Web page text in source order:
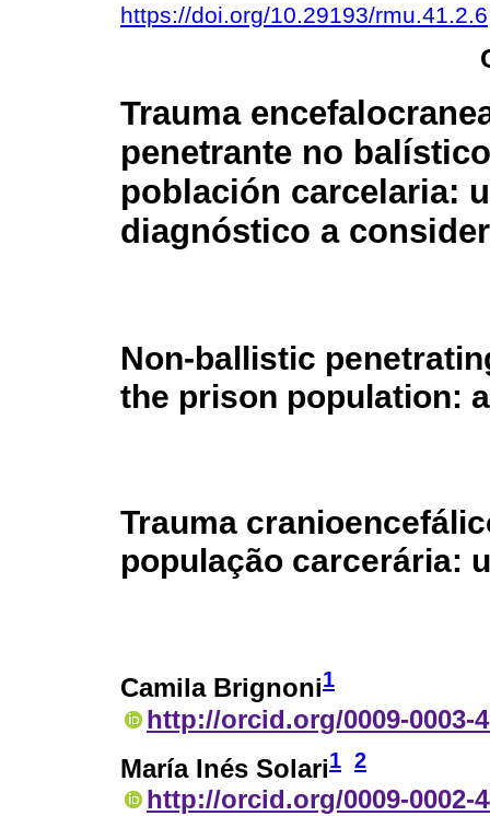
https://doi.org/10.29193/rmu.41.2.6
Trauma
penetrante no
población carcelaria:
diagnóstico a
Non-ballistic
the prison population:
Trauma
população carcerária:
Camila Brignoni1
http://orcid.org/0009-0003-
María Inés Solari1 2
http://orcid.org/0009-0002-